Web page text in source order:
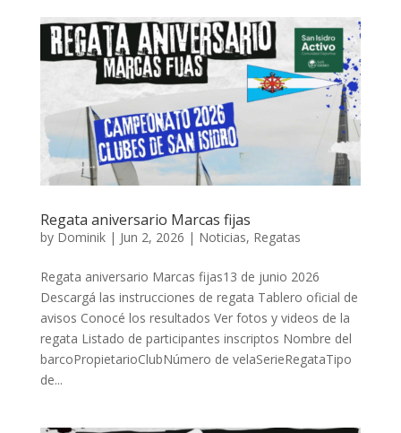
Regata aniversario Marcas fijas
by Dominik| Jun 2, 2026 | Noticias, Regatas
Regata aniversario Marcas fijas13 de junio 2026
Descargá las instrucciones de regata Tablero oficial de
avisos Conocé los resultados Ver fotos y videos de la
regata Listado de participantes inscriptos Nombre del
barcoPropietarioClubNúmero de velaSerieRegataTipo
de...